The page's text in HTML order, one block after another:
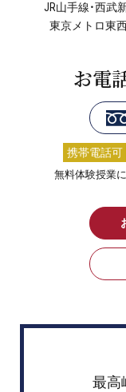
JR山手線・西武
東京メトロ東
お電
携帯電話可
無料体験授業
最高